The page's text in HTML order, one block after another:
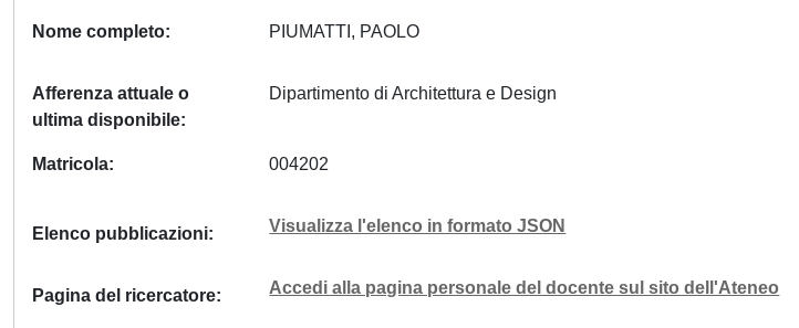
Nome completo PIUMATTI, PAOLO
Afferenza attuale o
ultima disponibile
Dipartimento di Architettura e Design
Matricola 004202
Elenco pubblicazioni Visualizza l'elenco in formato JSON
Pagina del ricercatore Accedi alla pagina personale del docente sul sito dell'Ateneo